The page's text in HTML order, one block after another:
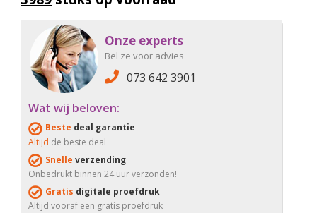
Onze experts
Bel ze voor advies
073 642 3901
Wat wij beloven:
Beste deal garantie
Altijd de beste deal
Snelle verzending
Onbedrukt binnen 24 uur verzonden!
Gratis digitale proefdruk
Altijd vooraf een gratis proefdruk